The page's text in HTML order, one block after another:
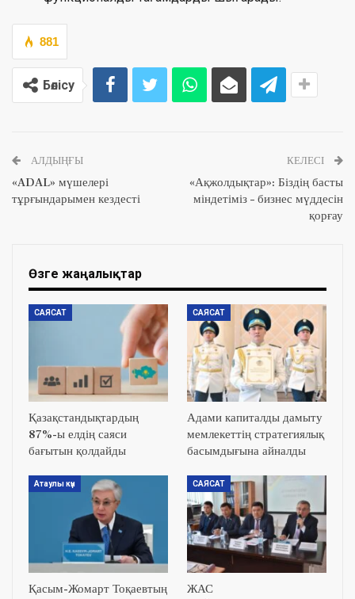
881
Бөлісу
АЛДЫҢҒЫ
«ADAL» мүшелері
тұрғындарымен кездесті
КЕЛЕСІ
«Ақжолдықтар»: Біздің басты
міндетіміз – бизнес мүддесін
қорғау
Өзге жаңалықтар
САЯСАТ
Қазақстандықтардың
87%-ы елдің саяси
бағытын қолдайды
САЯСАТ
Адами капиталды дамыту
мемлекеттің стратегиялық
басымдығына айналды
Атаулы күн
Қасым-Жомарт Тоқаевтың
САЯСАТ
ЖАС